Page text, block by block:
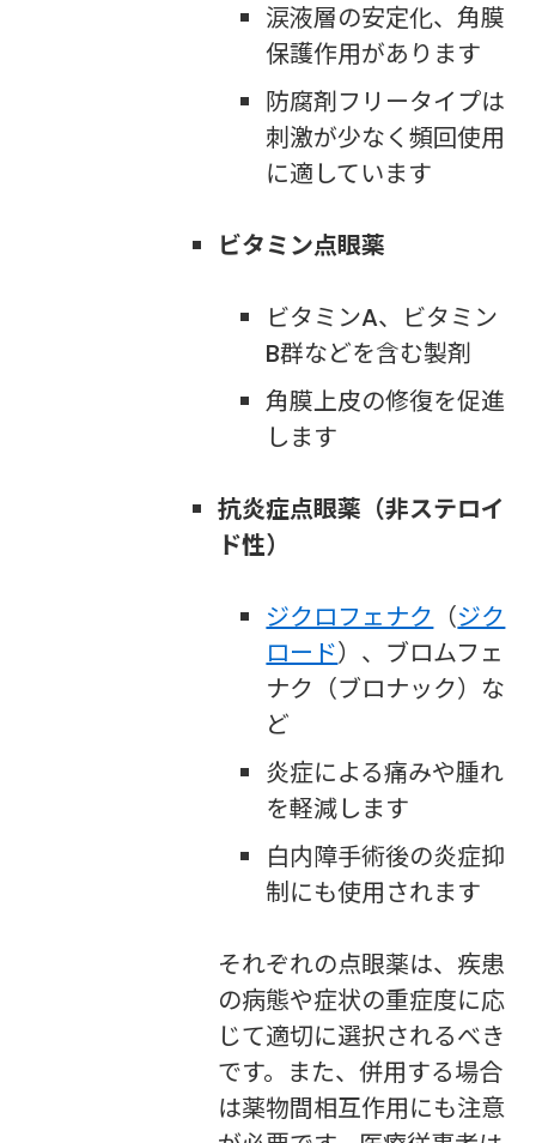
涙液層の安定化、角膜
保護作用があります
防腐剤フリータイプは
刺激が少なく頻回使用
に適しています
ビタミン点眼薬
ビタミンA、ビタミン
B群などを含む製剤
角膜上皮の修復を促進
します
抗炎症点眼薬（非ステロイ
ド性）
ジクロフェナク （ジク
ロード）、ブロムフェ
ナク（ブロナック）な
ど
炎症による痛みや腫れ
を軽減します
白内障手術後の炎症抑
制にも使用されます
それぞれの点眼薬は、疾患
の病態や症状の重症度に応
じて適切に選択されるべき
です。また、併用する場合
は薬物間相互作用にも注意